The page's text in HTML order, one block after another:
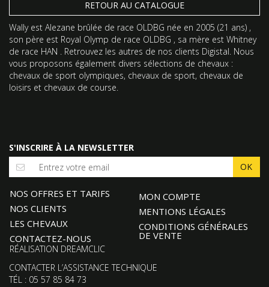
RETOUR AU CATALOGUE
Wallyest Alezane brûlée de race OLDBG née en 2005 (21 ans) ,
son père est Royal Olymp de race OLDBG , sa mère est Whitney
de race HAN . Retrouvez les autres de nos clients Digistal. Nous
vous proposons également divers sélections de chevaux :
chevaux de sport olympiques, chevaux de sport, chevaux de
loisirs et chevaux de course.
S'INSCRIRE À LA NEWSLETTER
NOS OFFRES ET TARIFS
NOS CLIENTS
LES CHEVAUX
CONTACTEZ-NOUS
MON COMPTE
MENTIONS LÉGALES
CONDITIONS GÉNÉRALES
DE VENTE
RÉALISATION DREAMCLIC
CONTACTER L’ASSISTANCE TECHNIQUE
TÉL : 05 57 85 84 73